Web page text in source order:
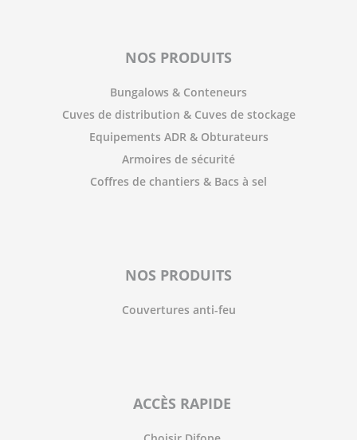
NOS PRODUITS
Bungalows & Conteneurs
Cuves de distribution & Cuves de stockage
Equipements ADR & Obturateurs
Armoires de sécurité
Coffres de chantiers & Bacs à sel
NOS PRODUITS
Couvertures anti-feu
ACCÈS RAPIDE